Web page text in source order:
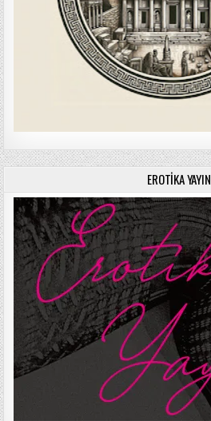
EROTIKA YAYIN